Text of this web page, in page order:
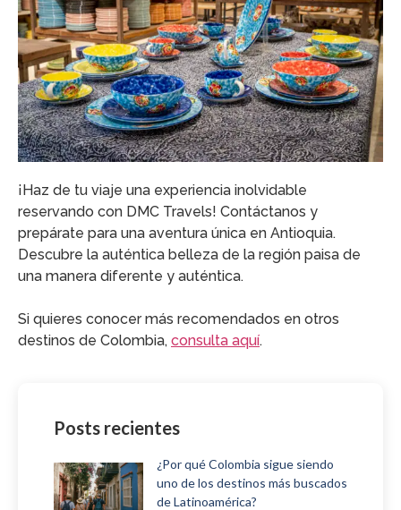
¡Haz de tu viaje una experiencia inolvidable
reservando con DMC Travels! Contáctanos y
prepárate para una aventura única en Antioquia.
Descubre la auténtica belleza de la región paisa de
una manera diferente y auténtica.
Si quieres conocer más recomendados en otros
destinos de Colombia, consulta aquí.
Posts recientes
¿Por qué Colombia sigue siendo
uno de los destinos más buscados
de Latinoamérica?